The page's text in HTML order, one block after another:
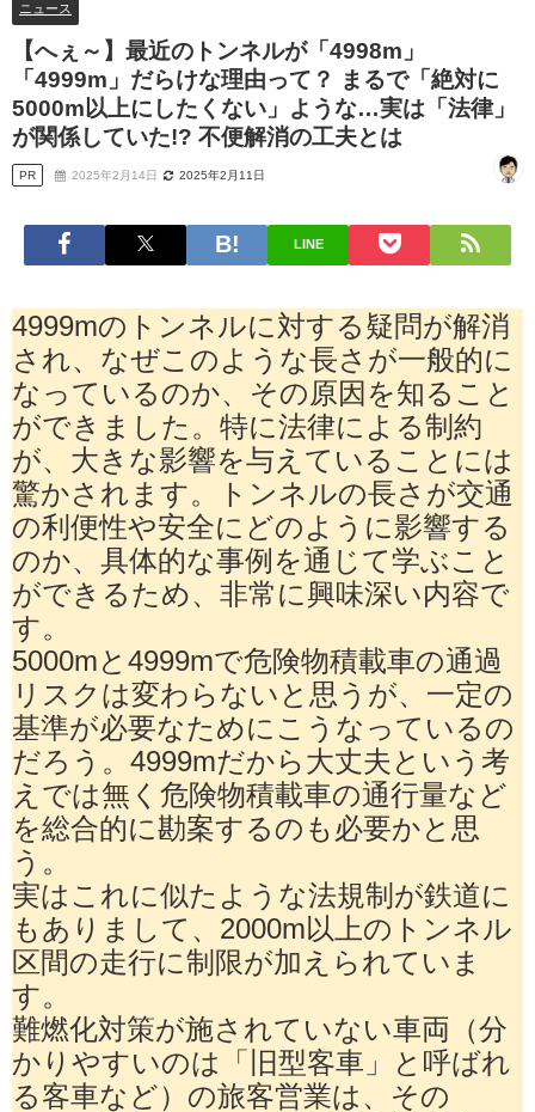
ニュース
【へぇ～】最近のトンネルが「4998m」
「4999m」だらけな理由って？ まるで「絶対に
5000m以上にしたくない」ような…実は「法律」
が関係していた!? 不便解消の工夫とは
PR 2025年2月14日 2025年2月11日
LINE
4999mのトンネルに対する疑問が解消
され、なぜこのような長さが一般的に
なっているのか、その原因を知ること
ができました。特に法律による制約
が、大きな影響を与えていることには
驚かされます。トンネルの長さが交通
の利便性や安全にどのように影響する
のか、具体的な事例を通じて学ぶこと
ができるため、非常に興味深い内容で
す。
5000mと4999mで危険物積載車の通過
リスクは変わらないと思うが、一定の
基準が必要なためにこうなっているの
だろう。4999mだから大丈夫という考
えでは無く危険物積載車の通行量など
を総合的に勘案するのも必要かと思
う。
実はこれに似たような法規制が鉄道に
もありまして、2000m以上のトンネル
区間の走行に制限が加えられていま
す。
難燃化対策が施されていない車両（分
かりやすいのは「旧型客車」と呼ばれ
る客車など）の旅客営業は、その